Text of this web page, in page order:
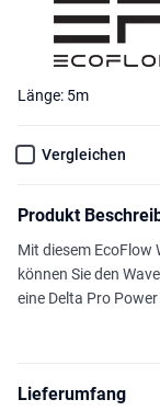
Länge: 5m
Vergleichen
Produkt
Mit diesem EcoFlow
können Sie den
eine Delta Pro
Lieferumfang